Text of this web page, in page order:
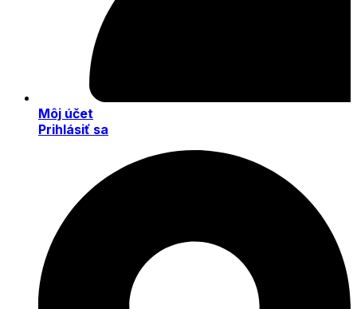
Môj účet
Prihlásiť sa